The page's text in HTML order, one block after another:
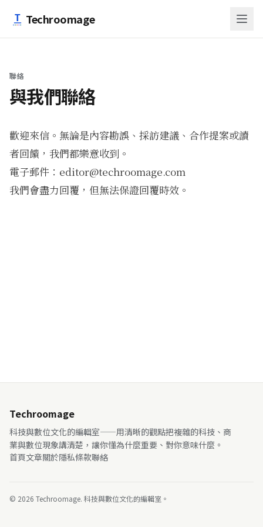
Techroomage
聯絡
與我們聯絡
歡迎來信。無論是內容勘誤、採訪建議、合作提案或讀
者回饋，我們都樂意收到。
電子郵件： editor@techroomage.com
我們會盡力回覆，但無法保證回覆時效。
Techroomage
科技與數位文化的編輯室——用清晰的觀點把複雜的科技、商
業與數位現象講清楚，讓你懂為什麼重要、對你意味什麼。
首頁文章關於隱私條款聯絡
© 2026 Techroomage. 科技與數位文化的編輯室。